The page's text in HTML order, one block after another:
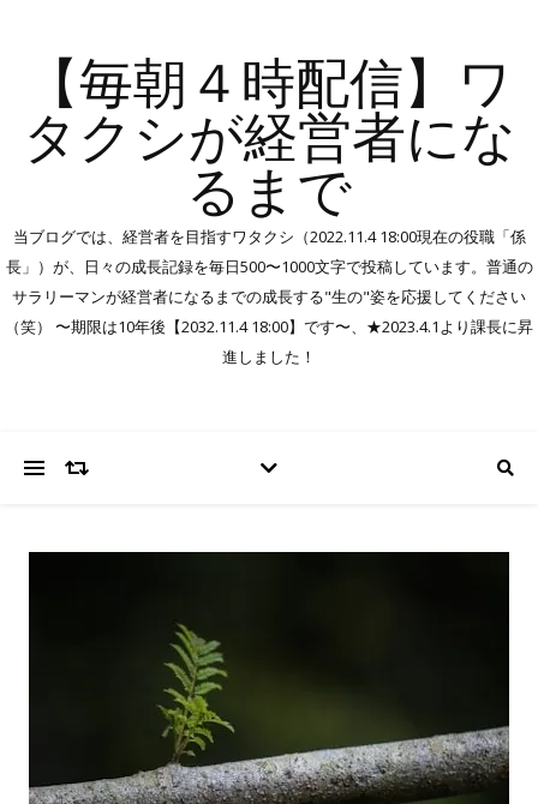
【毎朝４時配信】ワ
タクシが経営者にな
るまで
当ブログでは、経営者を目指すワタクシ（2022.11.4 18:00現在の役職「係
長」）が、日々の成長記録を毎日500〜1000文字で投稿しています。普通の
サラリーマンが経営者になるまでの成長する"生の"姿を応援してください
（笑） 〜期限は10年後【2032.11.4 18:00】です〜、★2023.4.1より課長に昇
進しました！